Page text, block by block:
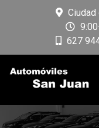
Ciudad
627